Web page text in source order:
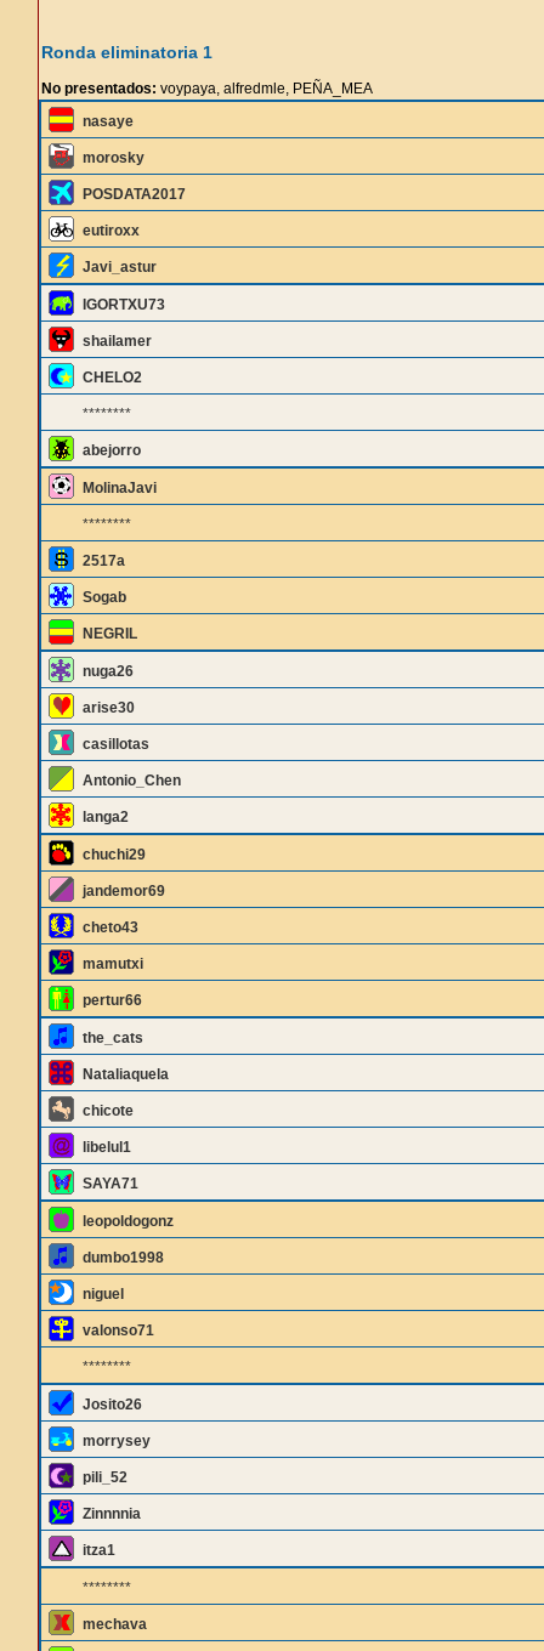
Ronda eliminatoria 1
No presentados: voypaya, alfredmle, PEÑA_MEA
nasaye
morosky
POSDATA2017
eutiroxx
Javi_astur
IGORTXU73
shailamer
CHELO2
********
abejorro
MolinaJavi
********
2517a
Sogab
NEGRIL
nuga26
arise30
casillotas
Antonio_Chen
langa2
chuchi29
jandemor69
cheto43
mamutxi
pertur66
the_cats
Nataliaquela
chicote
libelul1
SAYA71
leopoldogonz
dumbo1998
niguel
valonso71
********
Josito26
morrysey
pili_52
Zinnnnia
itza1
********
mechava